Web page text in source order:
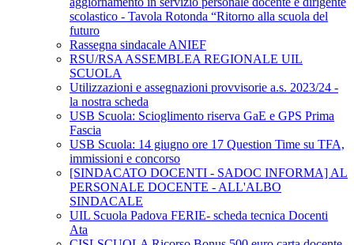
scolastico - Tavola Rotonda “Ritorno alla scuola del
futuro
Rassegna sindacale ANIEF
RSU/RSA ASSEMBLEA REGIONALE UIL
SCUOLA
Utilizzazioni e assegnazioni provvisorie a.s. 2023/24 -
la nostra scheda
USB Scuola: Scioglimento riserva GaE e GPS Prima
Fascia
USB Scuola: 14 giugno ore 17 Question Time su TFA,
immissioni e concorso
[SINDACATO DOCENTI - SADOC INFORMA] AL
PERSONALE DOCENTE - ALL'ALBO
SINDACALE
UIL Scuola Padova FERIE- scheda tecnica Docenti
Ata